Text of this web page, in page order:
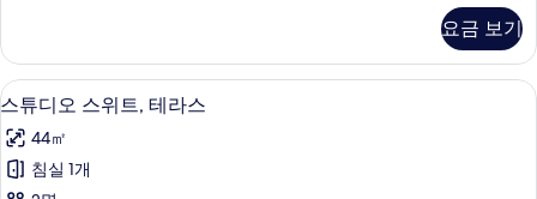
기
전
망
사
진
모
코
니,
수
장
전
요금 보기
스
튜
디
오
스튜디오 스위트, 테라스 | 미니바, 객
13
스튜디오 스위트, 테라스
44㎡
침실 1개